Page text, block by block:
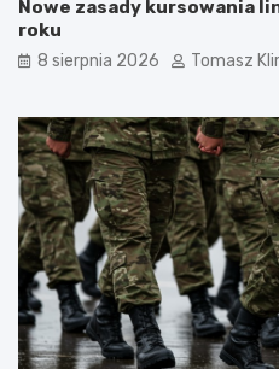
Nowe zasady kursowania
roku
8 sierpnia 2026 Tomasz